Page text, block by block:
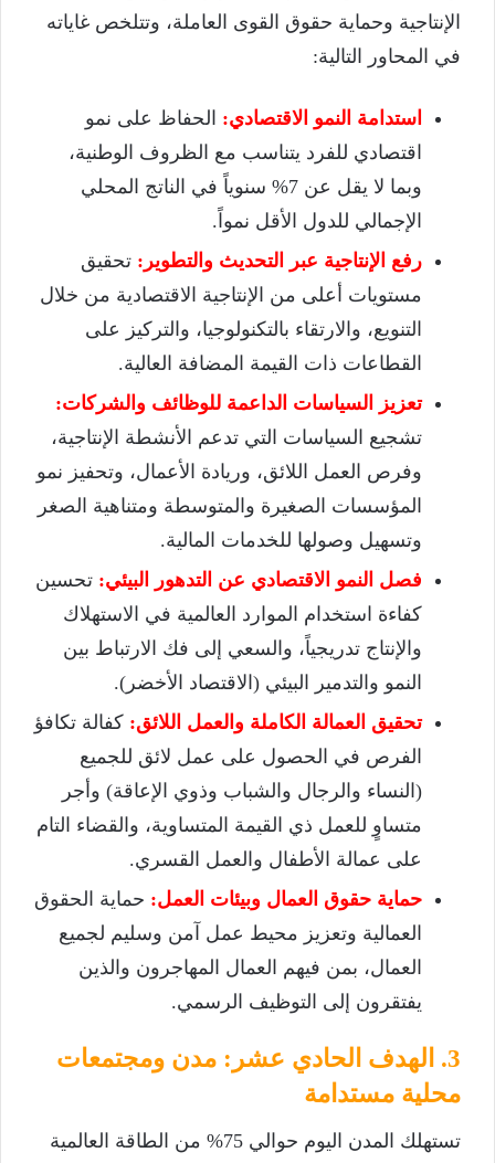
الإنتاجية وحماية حقوق القوى العاملة، وتتلخص غاياته
في المحاور التالية:
استدامة النمو الاقتصادي: الحفاظ على نمو
اقتصادي للفرد يتناسب مع الظروف الوطنية،
وبما لا يقل عن 7% سنوياً في الناتج المحلي
الإجمالي للدول الأقل نمواً.
رفع الإنتاجية عبر التحديث والتطوير: تحقيق
مستويات أعلى من الإنتاجية الاقتصادية من خلال
التنويع، والارتقاء بالتكنولوجيا، والتركيز على
القطاعات ذات القيمة المضافة العالية.
تعزيز السياسات الداعمة للوظائف والشركات:
تشجيع السياسات التي تدعم الأنشطة الإنتاجية،
وفرص العمل اللائق، وريادة الأعمال، وتحفيز نمو
المؤسسات الصغيرة والمتوسطة ومتناهية الصغر
وتسهيل وصولها للخدمات المالية.
فصل النمو الاقتصادي عن التدهور البيئي: تحسين
كفاءة استخدام الموارد العالمية في الاستهلاك
والإنتاج تدريجياً، والسعي إلى فك الارتباط بين
النمو والتدمير البيئي (الاقتصاد الأخضر).
تحقيق العمالة الكاملة والعمل اللائق: كفالة تكافؤ
الفرص في الحصول على عمل لائق للجميع
(النساء والرجال والشباب وذوي الإعاقة) وأجر
متساوٍ للعمل ذي القيمة المتساوية، والقضاء التام
على عمالة الأطفال والعمل القسري.
حماية حقوق العمال وبيئات العمل: حماية الحقوق
العمالية وتعزيز محيط عمل آمن وسليم لجميع
العمال، بمن فيهم العمال المهاجرون والذين
يفتقرون إلى التوظيف الرسمي.
3. الهدف الحادي عشر: مدن ومجتمعات
محلية مستدامة
تستهلك المدن اليوم حوالي 75% من الطاقة العالمية